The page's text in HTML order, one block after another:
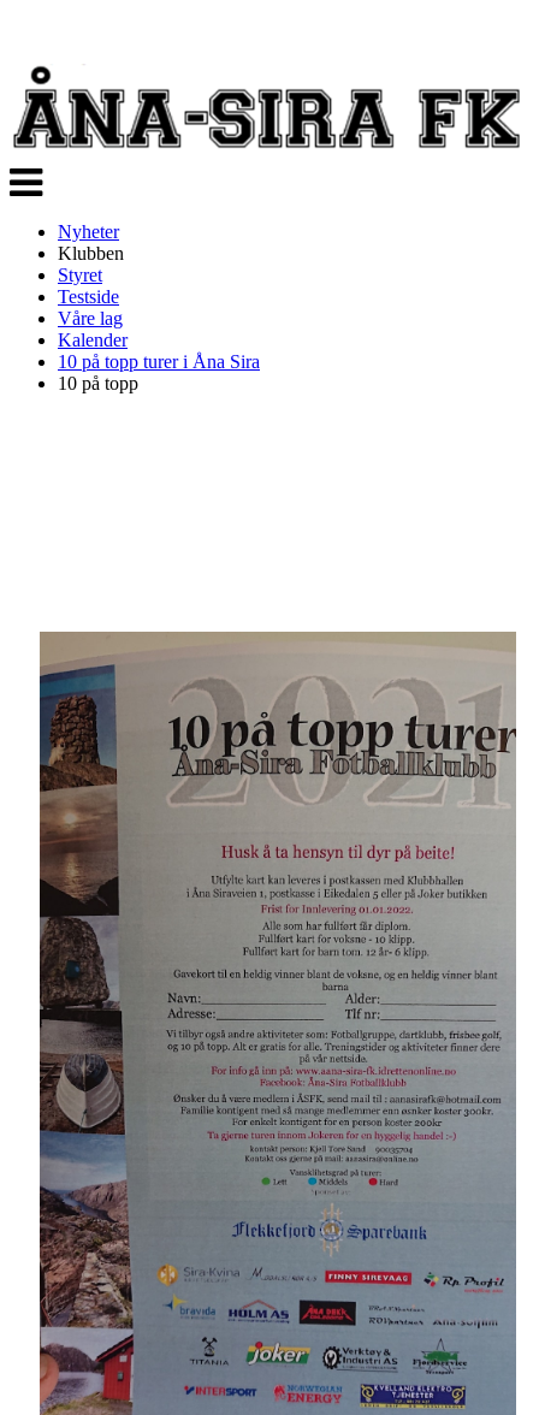
Veksle
navigasjon
Nyheter
Klubben
Styret
Testside
Våre lag
Kalender
10 på topp turer i Åna Sira
10 på topp